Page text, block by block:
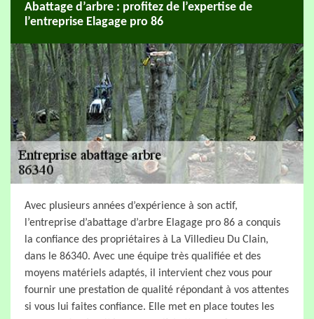
Abattage d’arbre : profitez de l’expertise de
l’entreprise Elagage pro 86
Avec plusieurs années d’expérience à son actif,
l’entreprise d’abattage d’arbre Elagage pro 86 a conquis
la confiance des propriétaires à La Villedieu Du Clain,
dans le 86340. Avec une équipe très qualifiée et des
moyens matériels adaptés, il intervient chez vous pour
fournir une prestation de qualité répondant à vos attentes
si vous lui faites confiance. Elle met en place toutes les